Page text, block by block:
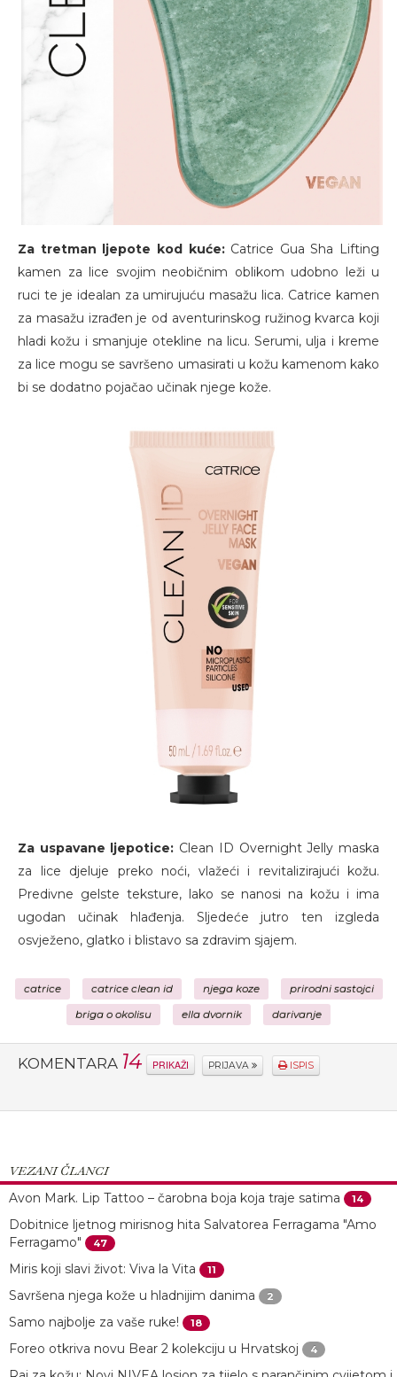
Za tretman ljepote kod kuće:Catrice Gua Sha Lifting
kamen za lice svojim neobičnim oblikom udobno leži u
ruci te je idealan za umirujuću masažu lica. Catrice kamen
za masažu izrađen je od aventurinskog ružinog kvarca koji
hladi kožu i smanjuje otekline na licu. Serumi, ulja i kreme
za lice mogu se savršeno umasirati u kožu kamenom kako
bi se dodatno pojačao učinak njege kože.
Za uspavane ljepotice: Clean ID Overnight Jelly maska
za lice djeluje preko noći, vlažeći i revitalizirajući kožu.
Predivne gelste teksture, lako se nanosi na kožu i ima
ugodan učinak hlađenja. Sljedeće jutro ten izgleda
osvježeno, glatko i blistavo sa zdravim sjajem.
catrice catrice clean id njega koze prirodni sastojci
briga o okolisu ella dvornik darivanje
KOMENTARA 14 PRIKAŽI PRIJAVA ISPIS
VEZANI ČLANCI
Avon Mark. Lip Tattoo – čarobna boja koja traje satima
14
Dobitnice ljetnog mirisnog hita Salvatorea Ferragama "Amo
Ferragamo"
47
Miris koji slavi život: Viva la Vita 11
Savršena njega kože u hladnijim danima 2
Samo najbolje za vaše ruke! 18
Foreo otkriva novu Bear 2 kolekciju u Hrvatskoj 4